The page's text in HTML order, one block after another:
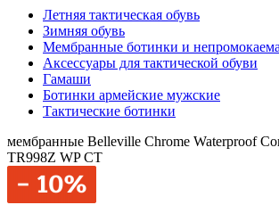
Летняя тактическая обувь
Зимняя обувь
Мембранные ботинки и
Аксессуары для тактической обуви
Гамаши
Ботинки армейские мужские
Тактические ботинки
мембранные Belleville Chrome Waterproof
TR998Z WP CT